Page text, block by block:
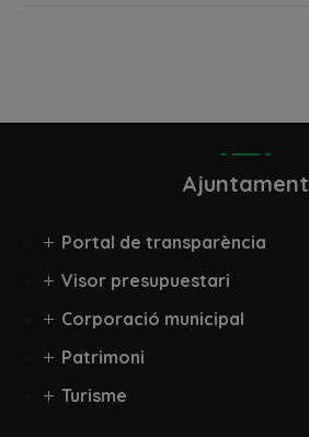
Ajuntament
Portal de transparència
Visor presupuestari
Corporació municipal
Patrimoni
Turisme